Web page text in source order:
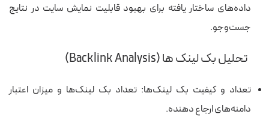
داده‌های ساختار یافته برای بهبود قابلیت نمایش سایت در نتایج
جست‌وجو.
تحلیل بک لینک ها (Backlink Analysis)
تعداد و کیفیت بک‌ لینک‌ها: تعداد بک‌ لینک‌ها و میزان اعتبار
دامنه‌های ارجاع‌ دهنده.